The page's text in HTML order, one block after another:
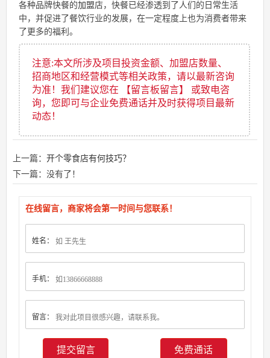
各种品牌快餐的加盟店，快餐已经渗透到了人们的日常生活
中，并促进了餐饮行业的发展，在一定程度上也为消费者带来
了更多的福利。
注意:本文所涉及项目投资金额、加盟店数量、
招商地区和经营模式等相关政策，请以最新咨询
为准！我们建议您在 【留言板留言】 或致电咨
询，您即可与企业免费通话并及时获得项目最新
动态！
上一篇： 开个零食店有何技巧？
下一篇：没有了！
在线留言，商家将会第一时间与您联系！
姓名：
手机：
留言：
免费通话